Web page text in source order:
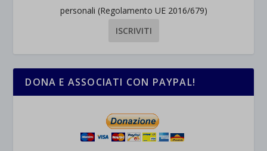
personali (Regolamento UE 2016/679)
DONA E ASSOCIATI CON PAYPAL!